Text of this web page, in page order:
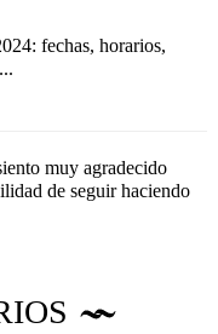
fechas, horarios,
muy agradecido
de seguir haciendo